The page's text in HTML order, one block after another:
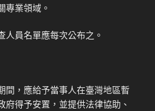
專業領域。
人員名單應每次公布之。
間，應給予當事人在臺灣地區暫
府得予安置，並提供法律協助、